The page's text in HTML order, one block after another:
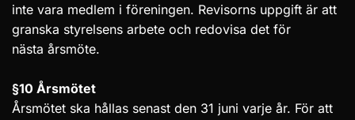
inte vara medlem i föreningen. Revisorns uppgift är att
granska styrelsens arbete och redovisa det för
nästa årsmöte.
§10 Årsmötet
Årsmötet ska hållas senast den 31 juni varje år. För att